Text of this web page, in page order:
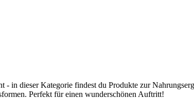
- in dieser Kategorie findest du Produkte zur
Perfekt für einen wunderschönen Auftritt!